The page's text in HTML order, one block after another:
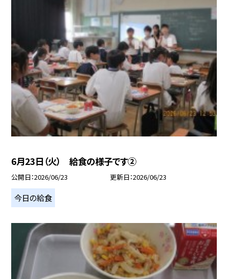
6月23日（火） 給食の様子です②
公開日 2026/06/23 更新日 2026/06/23
今日の給食